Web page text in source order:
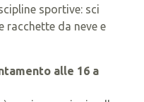
sportive: sci
racchette da neve e
alle 16 a